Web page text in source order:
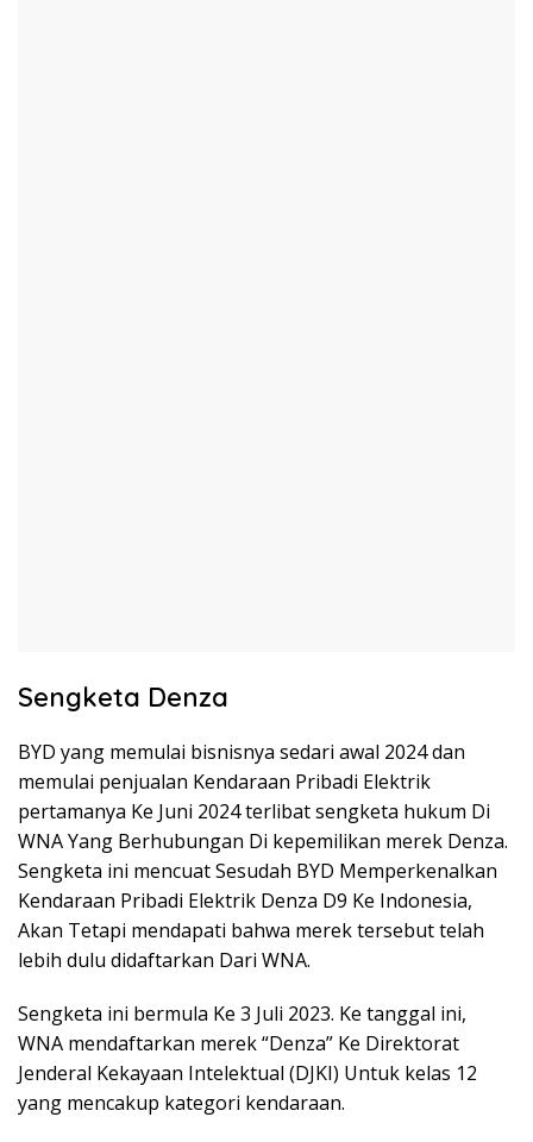
Sengketa Denza
BYD yang memulai bisnisnya sedari awal 2024 dan
memulai penjualan Kendaraan Pribadi Elektrik
pertamanya Ke Juni 2024 terlibat sengketa hukum Di
WNA Yang Berhubungan Di kepemilikan merek Denza.
Sengketa ini mencuat Sesudah BYD Memperkenalkan
Kendaraan Pribadi Elektrik Denza D9 Ke Indonesia,
Akan Tetapi mendapati bahwa merek tersebut telah
lebih dulu didaftarkan Dari WNA.
Sengketa ini bermula Ke 3 Juli 2023. Ke tanggal ini,
WNA mendaftarkan merek “Denza” Ke Direktorat
Jenderal Kekayaan Intelektual (DJKI) Untuk kelas 12
yang mencakup kategori kendaraan.